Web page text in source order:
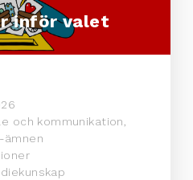
inför valet
och kommunikation,
ämnen